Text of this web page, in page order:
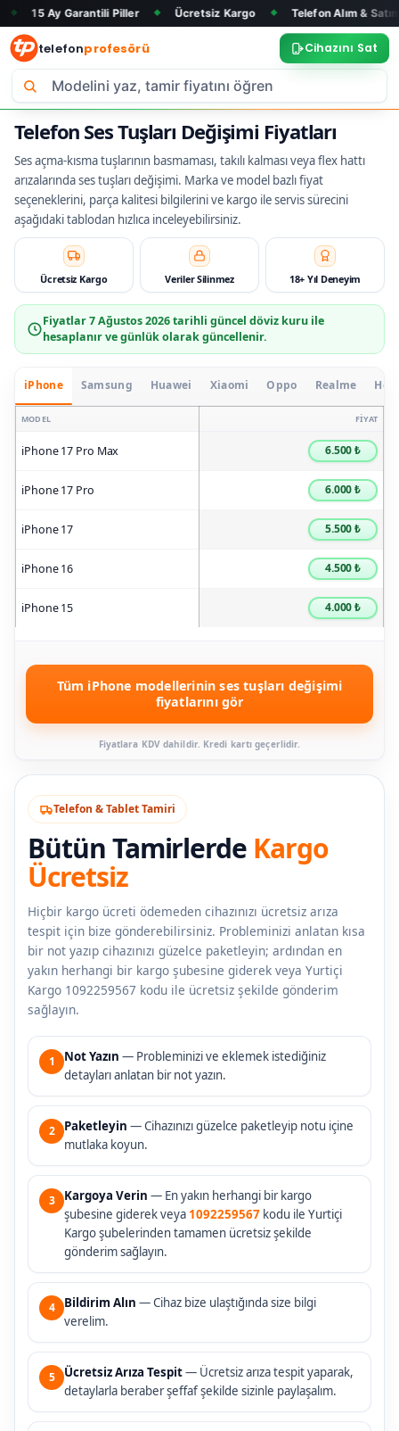
Piller ◆ Ücretsiz Kargo ◆ Telefon Alım & Satım ◆
telefonprofesörü Cihazını Sat
Telefon Ses Tuşları Değişimi Fiyatları
Ses açma-kısma tuşlarının basmaması, takılı kalması veya flex hattı
arızalarında ses tuşları değişimi. Marka ve model bazlı fiyat
seçeneklerini, parça kalitesi bilgilerini ve kargo ile servis sürecini
aşağıdaki tablodan hızlıca inceleyebilirsiniz.
Ücretsiz Kargo Veriler Silinmez 18+ Yıl Deneyim
Fiyatlar7 Ağustos 2026tarihli güncel döviz kuru ile
hesaplanır ve günlük olarak güncellenir.
iPhone Samsung Huawei Xiaomi Oppo Realme
MODEL FIYAT
iPhone 17 Pro Max 6.500 ₺
iPhone 17 Pro 6.000 ₺
iPhone 17 5.500 ₺
iPhone 16 4.500 ₺
iPhone 15 4.000 ₺
Tüm iPhone modellerinin ses tuşları değişimi
fiyatlarını gör
Fiyatlara KDV dahildir. Kredi kartı geçerlidir.
Telefon & Tablet Tamiri
Bütün Tamirlerde Kargo
Ücretsiz
Hiçbir kargo ücreti ödemeden cihazınızı ücretsiz arıza
tespit için bize gönderebilirsiniz. Probleminizi anlatan kısa
bir not yazıp cihazınızı güzelce paketleyin; ardından en
yakın herhangi bir kargo şubesine giderek veya Yurtiçi
Kargo 1092259567 kodu ile ücretsiz şekilde gönderim
sağlayın.
1 Not Yazın — Probleminizi ve eklemek istediğiniz
detayları anlatan bir not yazın.
2 Paketleyin — Cihazınızı güzelce paketleyip notu içine
mutlaka koyun.
3 Kargoya Verin — En yakın herhangi bir kargo
şubesine giderek veya 1092259567 kodu ile Yurtiçi
Kargo şubelerinden tamamen ücretsiz şekilde
gönderim sağlayın.
4 Bildirim Alın — Cihaz bize ulaştığında size bilgi
verelim.
5 Ücretsiz Arıza Tespit— Ücretsiz arıza tespit yaparak,
detaylarla beraber şeffaf şekilde sizinle paylaşalım.